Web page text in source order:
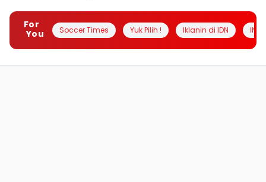
For
You
Soccer Times Yuk Pilih ! Iklanin di IDN